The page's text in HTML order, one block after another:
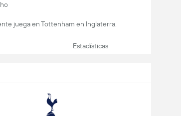
juega en Tottenham en Inglaterra.
Estadísticas